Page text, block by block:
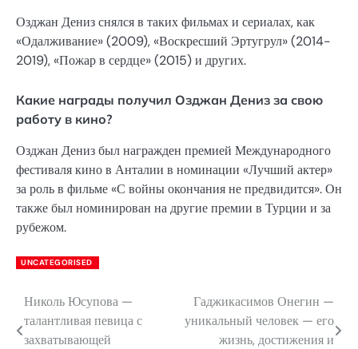
Озджан Дениз снялся в таких фильмах и сериалах, как
«Одалживание» (2009), «Воскресший Эртугрул» (2014-
2019), «Пожар в сердце» (2015) и других.
Какие награды получил Озджан Дениз за свою
работу в кино?
Озджан Дениз был награжден премией Международного
фестиваля кино в Анталии в номинации «Лучший актер»
за роль в фильме «С войны окончания не предвидится». Он
также был номинирован на другие премии в Турции и за
рубежом.
UNCATEGORISED
Навигация
по
Николь Юсупова —
талантливая певица с
захватывающей
Гаджикасимов Онегин —
уникальный человек — его
жизнь, достижения и